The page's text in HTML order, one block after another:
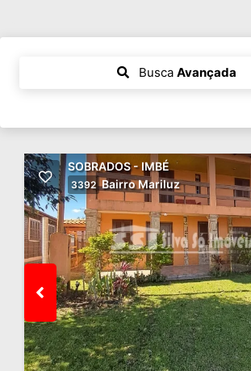
Busca Avançada
SOBRADOS - IMBÉ
3392 Bairro Mariluz